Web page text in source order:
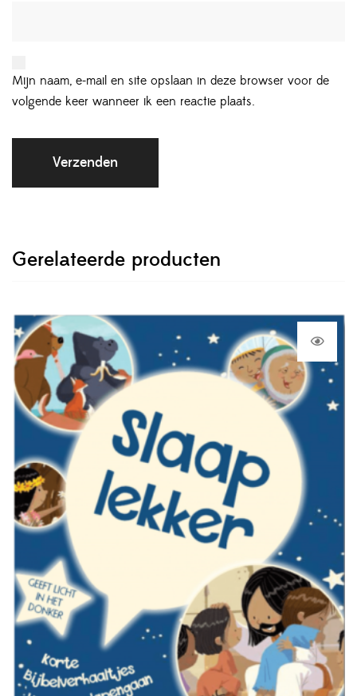
Mijn naam, e-mail en site opslaan in deze browser voor de
volgende keer wanneer ik een reactie plaats.
Gerelateerde producten